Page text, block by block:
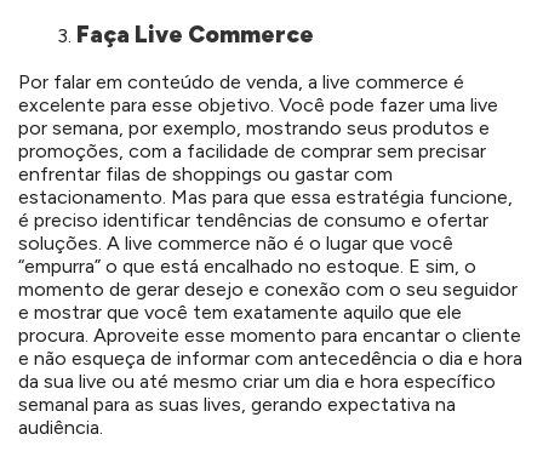
Faça Live Commerce
Por falar em conteúdo de venda, a live commerce é
excelente para esse objetivo. Você pode fazer uma live
por semana, por exemplo, mostrando seus produtos e
promoções, com a facilidade de comprar sem precisar
enfrentar filas de shoppings ou gastar com
estacionamento. Mas para que essa estratégia funcione,
é preciso identificar tendências de consumo e ofertar
soluções. A live commerce não é o lugar que você
“empurra” o que está encalhado no estoque. E sim, o
momento de gerar desejo e conexão com o seu seguidor
e mostrar que você tem exatamente aquilo que ele
procura. Aproveite esse momento para encantar o cliente
e não esqueça de informar com antecedência o dia e hora
da sua live ou até mesmo criar um dia e hora específico
semanal para as suas lives, gerando expectativa na
audiência.